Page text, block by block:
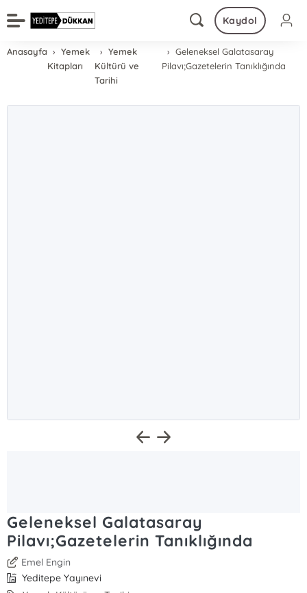
Kaydol
Anasayfa
Yemek
Kitapları
Yemek
Kültürü ve
Tarihi
Geleneksel Galatasaray
Pilavı;Gazetelerin Tanıklığında
Geleneksel Galatasaray
Pilavı;Gazetelerin Tanıklığında
Emel Engin
Yeditepe Yayınevi